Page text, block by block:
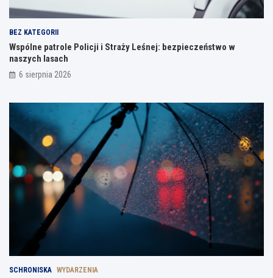
BEZ KATEGORII
Wspólne patrole Policji i Straży Leśnej: bezpieczeństwo w
naszych lasach
6 sierpnia 2026
SCHRONISKA WYDARZENIA